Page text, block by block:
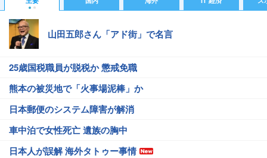
山田五郎さん「アド街」で名言
25歳国税職員が脱税か 懲戒免職
熊本の被災地で「火事場泥棒」か
日本郵便のシステム障害が解消
車中泊で女性死亡 遺族の胸中
日本人が誤解 海外タトゥー事情